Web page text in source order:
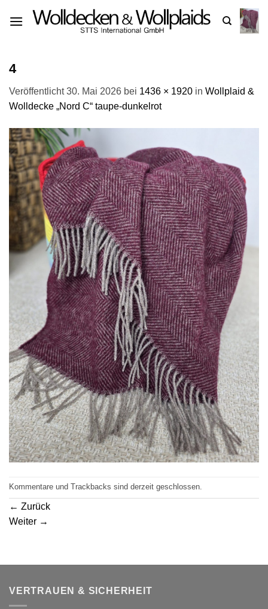
Inhalt
4
Veröffentlicht30. Mai 2026 bei 1436 × 1920 in Wollplaid &
Wolldecke „Nord C“ taupe-dunkelrot
Kommentare und Trackbacks sind derzeit geschlossen.
← Zurück
Weiter →
VERTRAUEN & SICHERHEIT